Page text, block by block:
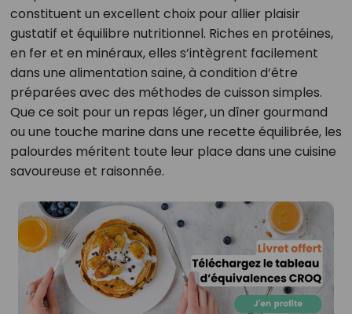
constituent un excellent choix pour allier plaisir
gustatif et équilibre nutritionnel. Riches en protéines,
en fer et en minéraux, elles s’intègrent facilement
dans une alimentation saine, à condition d’être
préparées avec des méthodes de cuisson simples.
Que ce soit pour un repas léger, un dîner gourmand
ou une touche marine dans une recette équilibrée, les
palourdes méritent toute leur place dans une cuisine
savoureuse et raisonnée.